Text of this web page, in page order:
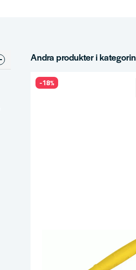
Andra produkter i kategorin
-18%